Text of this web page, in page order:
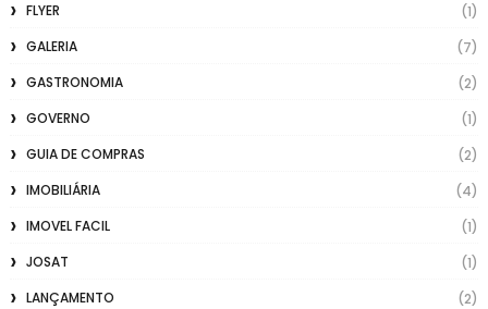
FLYER
(1)
GALERIA
(7)
GASTRONOMIA
(2)
GOVERNO
(1)
GUIA DE COMPRAS
(2)
IMOBILIÁRIA
(4)
IMOVEL FACIL
(1)
JOSAT
(1)
LANÇAMENTO
(2)